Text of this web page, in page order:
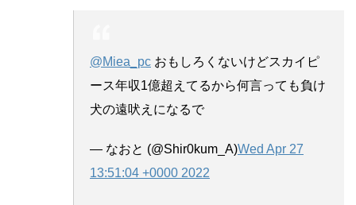
@Miea_pc おもしろくないけどスカイピ
ース年収1億超えてるから何言っても負け
犬の遠吠えになるで
— なおと (@Shir0kum_A)Wed Apr 27
13:51:04 +0000 2022